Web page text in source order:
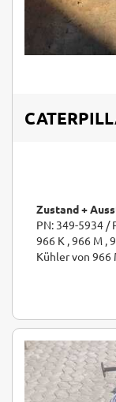
Zustand +
PN: 349-5934 /
966 K , 966 M ,
Kühler von 966